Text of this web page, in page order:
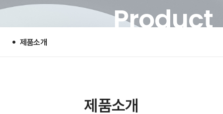
Product
제품소개
제품소개